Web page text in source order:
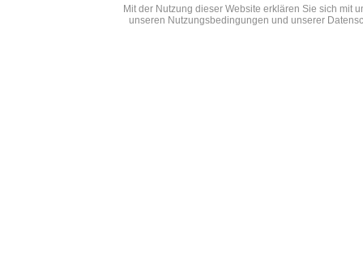
Mit der Nutzung dieser Website erklären Sie sich mit
unseren Nutzungsbedingungen und unserer